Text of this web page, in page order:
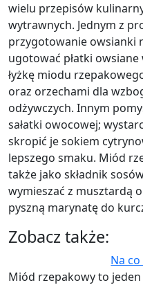
wielu przepisów
wytrawnych. Jednym z
przygotowanie owsianki
ugotować płatki
łyżkę miodu
oraz orzechami dla
odżywczych. Innym
sałatki owocowej;
skropić je sokiem
lepszego smaku. Miód
także jako składnik
wymieszać z musztardą
pyszną marynatę do
Zobacz także:
Na
Miód rzepakowy to